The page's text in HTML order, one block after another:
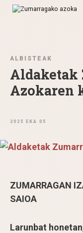
Ir directamente al
ALBISTEAK
Aldaketak
Azokaren
2025 EKA 05
ZUMARRAGAN
SAIOA
Larunbat